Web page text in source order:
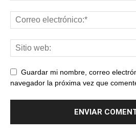
Guardar mi nombre, correo
navegador la próxima vez que